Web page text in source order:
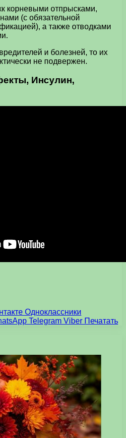
корневыми отпрысками,
(с обязательной
а также отводками
и болезней, то их
не подвержен.
Инсулин,
Одноклассники
Telegram Viber Печатать